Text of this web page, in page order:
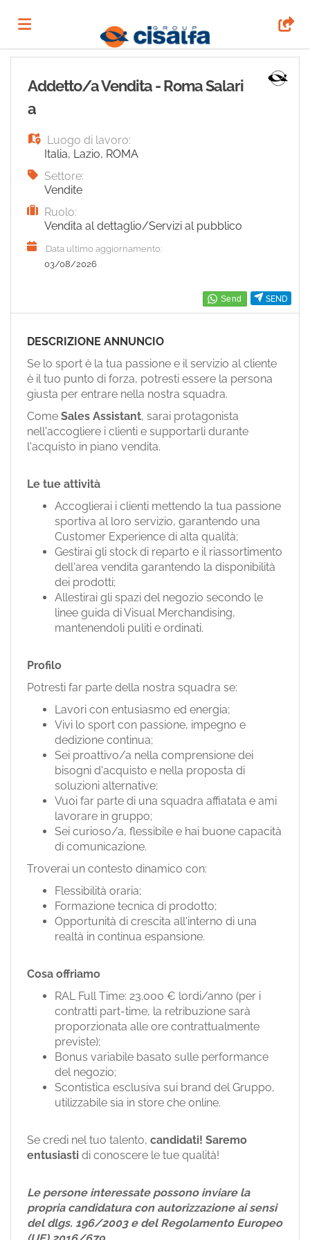
lavoro
il
CV
Login
Lingua
EN
FR
DE
ES
PT
SEND
Addetto/a Vendita - Roma Salari
a
Luogo di lavoro:
Italia, Lazio, ROMA
Settore:
Vendite
Ruolo:
Vendita al dettaglio/Servizi al pubblico
Data ultimo aggiornamento:
03/08/2026
DESCRIZIONE ANNUNCIO
Se lo sport è la tua passione e il servizio al cliente
è il tuo punto di forza, potresti essere la persona
giusta per entrare nella nostra squadra.
Come Sales Assistant, sarai protagonista
nell'accogliere i clienti e supportarli durante
l'acquisto in piano vendita.
Le tue attività
Accoglierai i clienti mettendo la tua passione
sportiva al loro servizio, garantendo una
Customer Experience di alta qualità;
Gestirai gli stock di reparto e il riassortimento
dell'area vendita garantendo la disponibilità
dei prodotti;
Allestirai gli spazi del negozio secondo le
linee guida di Visual Merchandising,
mantenendoli puliti e ordinati.
Profilo
Potresti far parte della nostra squadra se:
Lavori con entusiasmo ed energia;
Vivi lo sport con passione, impegno e
dedizione continua;
Sei proattivo/a nella comprensione dei
bisogni d'acquisto e nella proposta di
soluzioni alternative;
Vuoi far parte di una squadra affiatata e ami
lavorare in gruppo;
Sei curioso/a, flessibile e hai buone capacità
di comunicazione.
Troverai un contesto dinamico con:
Flessibilità oraria;
Formazione tecnica di prodotto;
Opportunità di crescita all'interno di una
realtà in continua espansione.
Cosa offriamo
RAL Full Time: 23.000 € lordi/anno (per i
contratti part-time, la retribuzione sarà
proporzionata alle ore contrattualmente
previste);
Bonus variabile basato sulle performance
del negozio;
Scontistica esclusiva sui brand del Gruppo,
utilizzabile sia in store che online.
Se credi nel tuo talento, candidati! Saremo
entusiasti di conoscere le tue qualità!
Le persone interessate possono inviare la
propria candidatura con autorizzazione ai sensi
del dlgs. 196/2003 e del Regolamento Europeo